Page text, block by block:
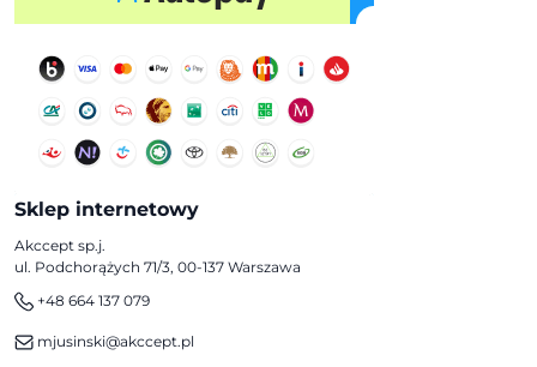
Sklep internetowy
Akccept sp.j.
ul. Podchorążych 71/3, 00-137 Warszawa
+48 664 137 079
mjusinski@akccept.pl